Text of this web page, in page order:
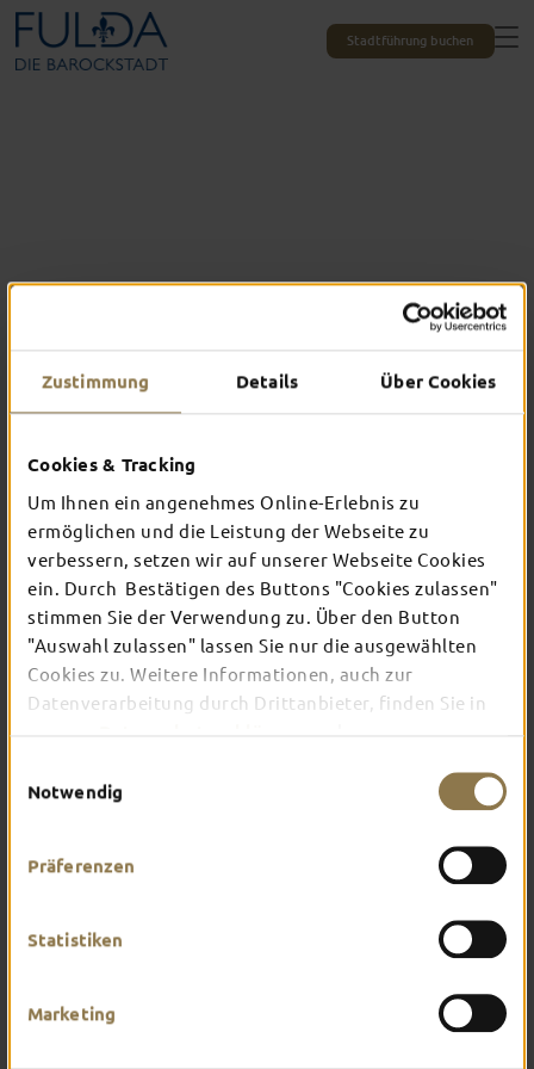
Zustimmung Details Über Cookies
Cookies & Tracking
Um Ihnen ein angenehmes Online-Erlebnis zu
ermöglichen und die Leistung der Webseite zu
verbessern, setzen wir auf unserer Webseite Cookies
ein. Durch Bestätigen des Buttons "Cookies zulassen"
stimmen Sie der Verwendung zu. Über den Button
"Auswahl zulassen" lassen Sie nur die ausgewählten
Cookies zu. Weitere Informationen, auch zur
Datenverarbeitung durch Drittanbieter, finden Sie in
Notwendig
Präferenzen
Statistiken
Marketing
Stadtführung buchen
Das erlebst du nur in Fulda
TOP-EVENTS
In Fulda ist irgendwo immer etwas los: Ob
Konzert, Musical, Erlebnis-Stadtführung oder
Theater – entdecke hier aktuelle Veranstaltungen
und Highlights in und um Fulda.